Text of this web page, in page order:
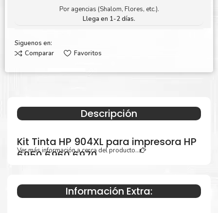
Por agencias (Shalom, Flores, etc.).
Llega en 1-2 días.
Siguenos en:
Comparar
Favoritos
Descripción
Kit Tinta HP 904XL para impresora HP
6950 6960 6970
Especificaciones Técnicas
Ver más información a cerca del producto...
Información Extra: